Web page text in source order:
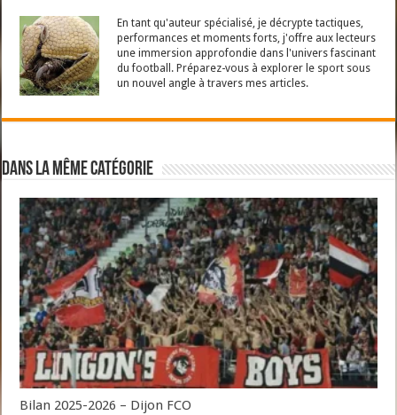
En tant qu'auteur spécialisé, je décrypte tactiques,
performances et moments forts, j'offre aux lecteurs
une immersion approfondie dans l'univers fascinant
du football. Préparez-vous à explorer le sport sous
un nouvel angle à travers mes articles.
Dans la même catégorie
Bilan 2025-2026 – Dijon FCO